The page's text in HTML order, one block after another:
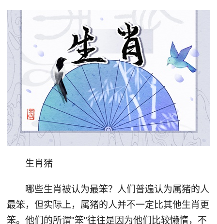
生肖猪
哪些生肖被认为最笨？人们普遍认为属猪的人
最笨，但实际上，属猪的人并不一定比其他生肖更
笨。他们的所谓"笨"往往是因为他们比较懒惰，不